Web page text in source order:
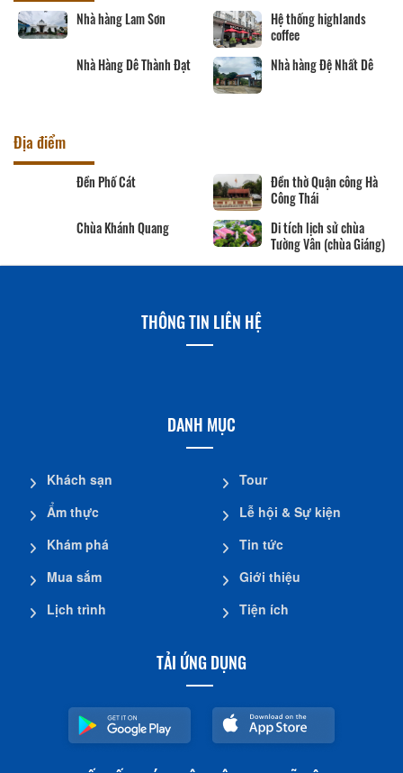
Nhà hàng Lam Sơn
Hệ thống highlands
coffee
Nhà Hàng Dê Thành Đạt
Nhà hàng Đệ Nhất Dê
Địa điểm
Đền Phố Cát
Đền thờ Quận công Hà
Công Thái
Chùa Khánh Quang
Di tích lịch sử chùa
Tường Vân (chùa Giáng)
THÔNG TIN LIÊN HỆ
DANH MỤC
Khách sạn
Ẩm thực
Khám phá
Mua sắm
Lịch trình
Tour
Lễ hội & Sự kiện
Tin tức
Giới thiệu
Tiện ích
TẢI ỨNG DỤNG